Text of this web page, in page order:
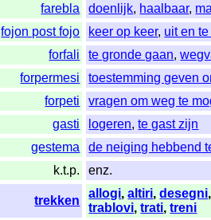
farebla doenlijk, haalbaar,
fojon post fojo
keer op keer, uit en
forfali
te gronde gaan,
forpermesi
toestemming geven
forpeti
vragen om weg te
gasti
logeren,te gast zijn
gestema
de neiging hebbend
k.t.p.
enz.
trekken
allogi,altiri,desegni
trablovi,trati,treni